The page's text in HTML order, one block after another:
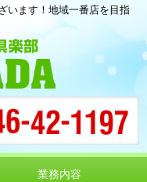
います！地域一番店を目指
業務内容